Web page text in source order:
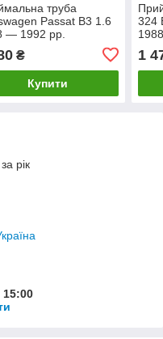
труба
Passat B3 1.6
— 1992 рр.
₴
Купити
324
1
рік
15:00